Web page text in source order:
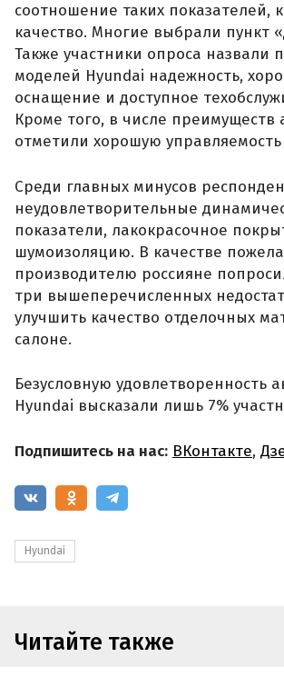
соотношение таких показателей,
качество. Многие выбрали пункт
Также участники опроса назвали
моделей Hyundai надежность,
оснащение и доступное
Кроме того, в числе преимуществ
отметили хорошую управляемость
Среди главных минусов
неудовлетворительные
показатели, лакокрасочное
шумоизоляцию. В качестве
производителю россияне
три вышеперечисленных
улучшить качество отделочных
салоне.
Безусловную удовлетворенность
Hyundai высказали лишь 7%
Подпишитесь на нас: ВКонтакте,
Hyundai
Читайте также